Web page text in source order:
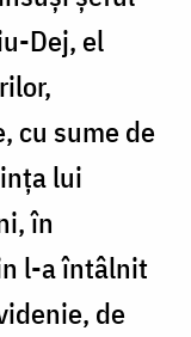
Dej, el
cu sume de
lui
în
l-a întâlnit
de